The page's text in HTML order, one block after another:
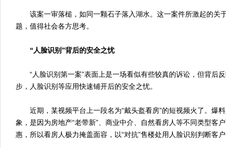
该案一审落槌，如同一颗石子落入湖水。这一案件所激起的关
题，值得社会各方思考。
“人脸识别”背后的安全之忧
“人脸识别第一案”表面上是一场看似有些较真的诉讼，但背后
步，人脸识别等应用快速铺开后的安全之忧。
近期，某视频平台上一段名为“戴头盔看房”的短视频火了。爆
象，是因为房地产“老带新”、商业中介、自然看房人等不同类型客
惠，所以看房人极力掩盖面容，以“对抗”售楼处用人脸识别判断客